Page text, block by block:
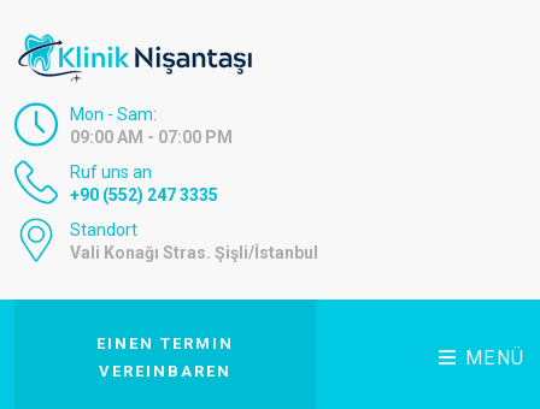
Mon - Sam:
09:00 AM - 07:00 PM
Ruf uns an
+90 (552) 247 3335
Standort
Vali Konağı Stras. Şişli/İstanbul
EINEN TERMIN
VEREINBAREN
MENÜ